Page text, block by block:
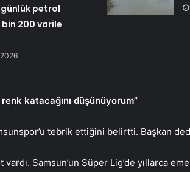
petrol
200 varile
renk katacağını düşünüyorum”
tebrik ettiğini belirtti. Başkan
vardı. Samsun’un Süper Lig’de yıllarca